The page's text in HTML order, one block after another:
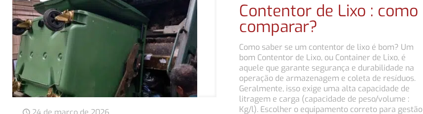
Contentor de Lixo : como
comparar?
Como saber se um contentor de lixo é bom? Um
bom Contentor de Lixo, ou Container de Lixo, é
aquele que garante segurança e durabilidade na
operação de armazenagem e coleta de resíduos.
Geralmente, isso exige uma alta capacidade de
litragem e carga (capacidade de peso/volume :
Kg/l). Escolher o equipamento correto para gestão